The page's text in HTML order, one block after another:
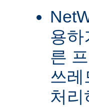
용하
른
쓰레
처리